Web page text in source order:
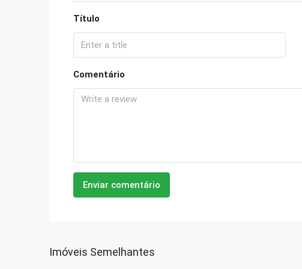
Título
Comentário
Enviar comentário
Imóveis Semelhantes